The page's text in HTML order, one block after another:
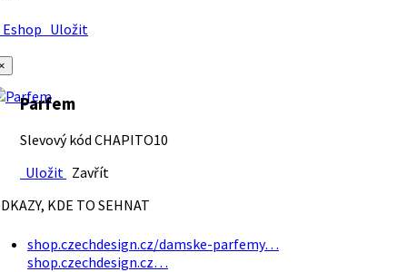
Uložit
Parfem
Slevový kód CHAPITO10
Uložit Zavřít
KDE TO SEHNAT
shop.czechdesign.cz/damske-parfemy…
shop.czechdesign.cz…